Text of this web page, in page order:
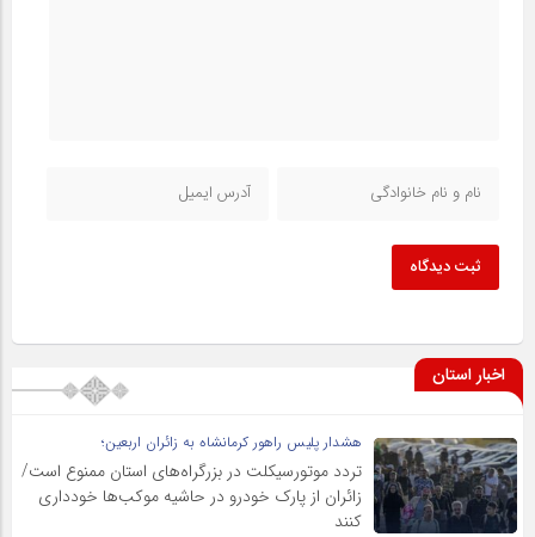
ثبت دیدگاه
اخبار استان
هشدار پلیس راهور کرمانشاه به زائران اربعین؛
تردد موتورسیکلت در بزرگراه‌های استان ممنوع است/
زائران از پارک خودرو در حاشیه موکب‌ها خودداری
کنند